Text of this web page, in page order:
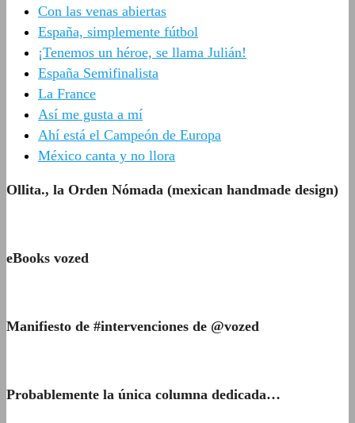
Con las venas abiertas
España, simplemente fútbol
¡Tenemos un héroe, se llama Julián!
España Semifinalista
La France
Así me gusta a mí
Ahí está el Campeón de Europa
México canta y no llora
Ollita., la Orden Nómada (mexican handmade design)
eBooks vozed
Manifiesto de #intervenciones de @vozed
Probablemente la única columna dedicada…